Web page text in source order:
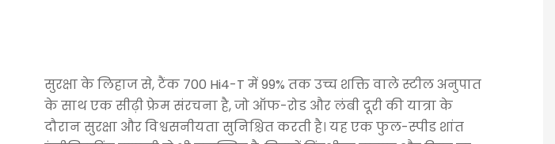
सुरक्षा के लिहाज से, टैंक 700 Hi4-T में 99% तक उच्च शक्ति वाले स्टील अनुपात
के साथ एक सीढ़ी फ्रेम संरचना है, जो ऑफ-रोड और लंबी दूरी की यात्रा के
दौरान सुरक्षा और विश्वसनीयता सुनिश्चित करती है। यह एक फुल-स्पीड शांत